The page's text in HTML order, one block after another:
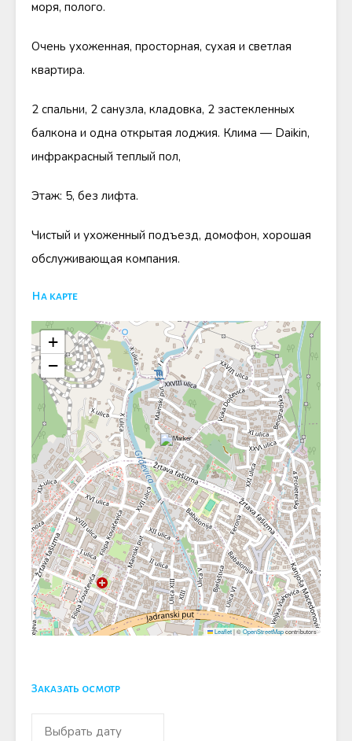
моря, полого.
Очень ухоженная, просторная, сухая и светлая
квартира.
2 спальни, 2 санузла, кладовка, 2 застекленных
балкона и одна открытая лоджия. Клима — Daikin,
инфракрасный теплый пол,
Этаж: 5, без лифта.
Чистый и ухоженный подъезд, домофон, хорошая
обслуживающая компания.
На карте
+
−
Leaflet|©OpenStreetMapcontributors
Заказать осмотр